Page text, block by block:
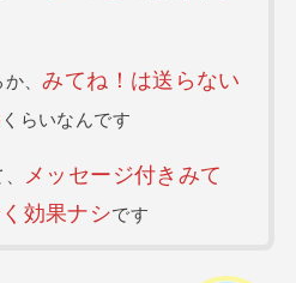
か、みてね！は送らない
くらいなんです
メッセージ付きみて
効果ナシです